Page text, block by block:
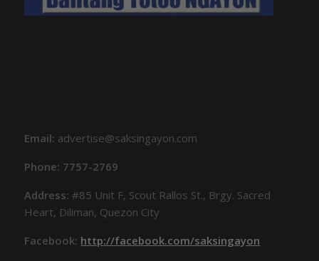
Email: advertise@saksingayon.com
Phone: 7757-2769
Address:#85 Unit F, Scout Rallos St., Brgy. Sacred
Heart, Diliman, Quezon City
Facebook: http://facebook.com/saksingayon